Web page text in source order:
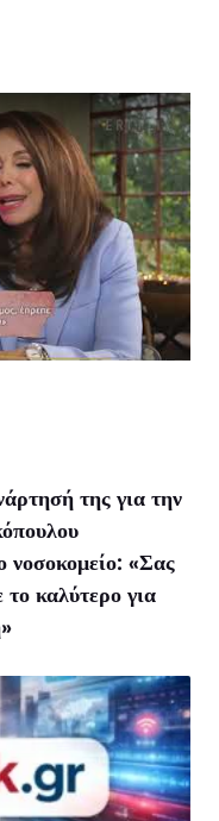
της για την
«Σας
καλύτερο για